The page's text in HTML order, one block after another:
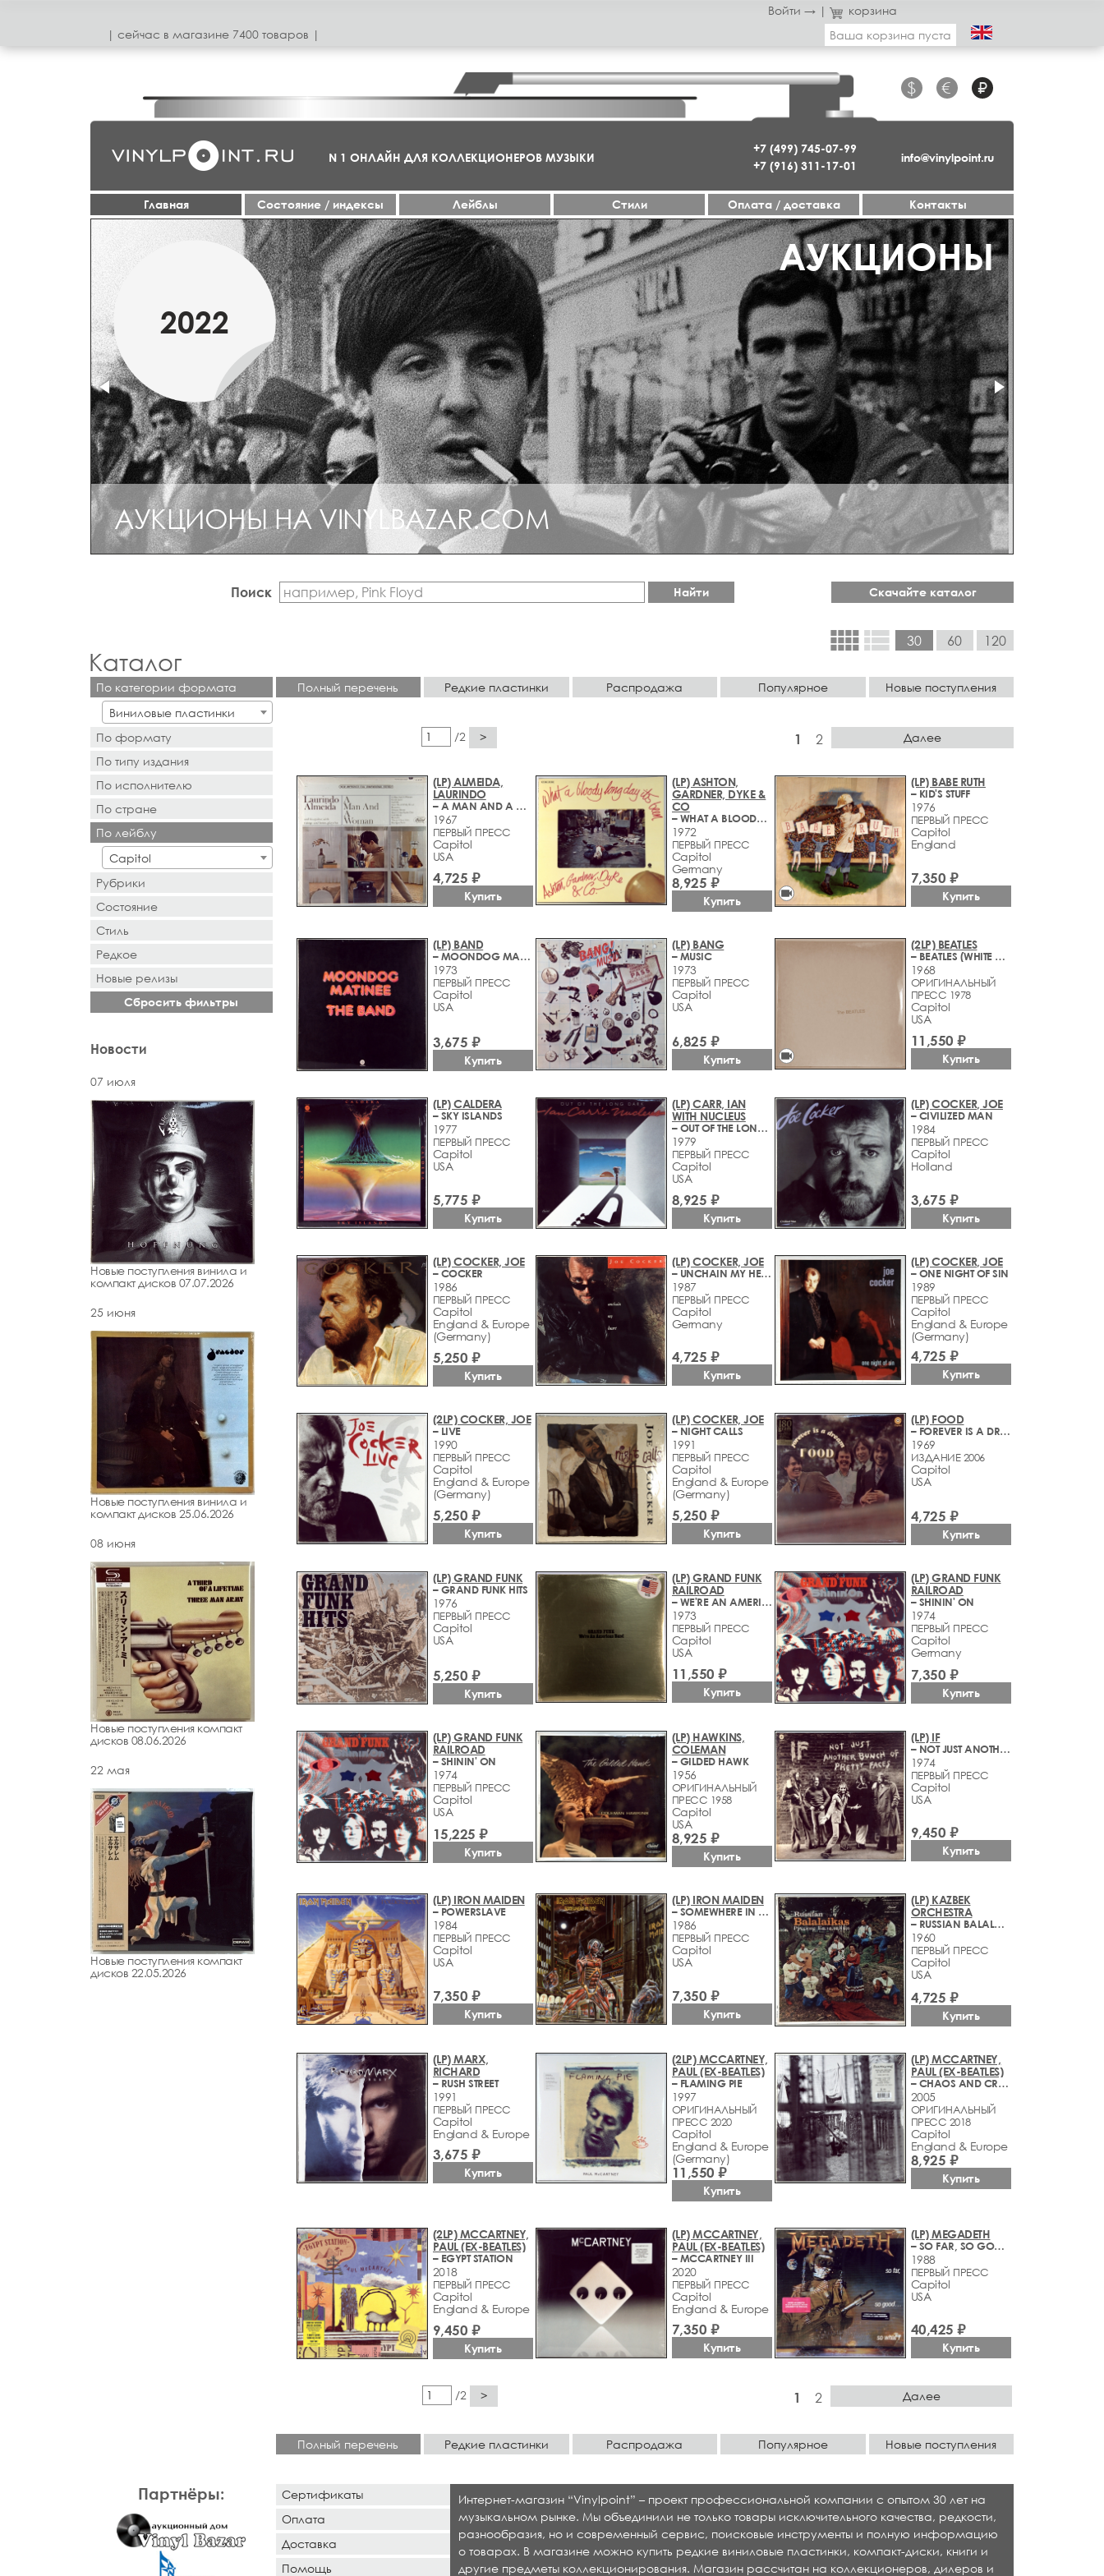
Войти → |
корзина
| сeйчас в магазинe 7400 товаров |
Ваша корзина пуста
+7 (499) 745-07-99
+7 (916) 311-17-01
$ € ₽
info@vinylpoint.ru
N 1 ОНЛАЙН ДЛЯ КОЛЛЕКЦИОНЕРОВ МУЗЫКИ
Главная Cостояние / индексы Лейблы Стили Оплата / доставка Контакты
АУКЦИОНЫ
2022
АУКЦИОНЫ НА VINYLBAZAR.COM
ДЖАЗ
1950-70
РЕДКИЙ И КОЛЛЕКЦИОННЫЙ ДЖАЗ
Поиск Найти Скачайте каталог
view_comfyview_list 30 60 120
Каталог
По категории формата
Виниловые пластинки
По формату
- Выбор -
По типу издания
- Выбор -
По исполнителю
- Поиск или выбор -
По стране
- Поиск или выбор -
По лейблу
Capitol
Рубрики
Состояние
Стиль
Редкое
Новыe рeлизы
Сбросить фильтры
Новости
07 июля
Новые поступления винила и
компакт дисков 07.07.2026
25 июня
Новые поступления винила и
компакт дисков 25.06.2026
08 июня
Новые поступления компакт
дисков 08.06.2026
22 мая
Новые поступления компакт
дисков 22.05.2026
Полный перечень Редкие пластинки Распродажа Популярное Новые поступления
/2 > Далее
1 2
(LP) ALMEIDA,
LAURINDO
– A MAN AND A WOMAN
1967
ПЕРВЫЙ ПРЕСС
Capitol
USA
4,725 ₽
Купить
(LP) ASHTON,
GARDNER, DYKE &
CO
– WHAT A BLOODY LONG DAY IT'S BEEN
1972
ПЕРВЫЙ ПРЕСС
Capitol
Germany
8,925 ₽
Купить
videocam
(LP) BABE RUTH
– KID'S STUFF
1976
ПЕРВЫЙ ПРЕСС
Capitol
England
7,350 ₽
Купить
(LP) BAND
– MOONDOG MATINEE
1973
ПЕРВЫЙ ПРЕСС
Capitol
USA
3,675 ₽
Купить
(LP) BANG
– MUSIC
1973
ПЕРВЫЙ ПРЕСС
Capitol
USA
6,825 ₽
Купить videocam
(2LP) BEATLES
– BEATLES (WHITE ALBUM)
1968
ОРИГИНАЛЬНЫЙ
ПРЕСС 1978
Capitol
USA
11,550 ₽
Купить
(LP) CALDERA
– SKY ISLANDS
1977
ПЕРВЫЙ ПРЕСС
Capitol
USA
5,775 ₽
Купить
(LP) CARR, IAN
WITH NUCLEUS
– OUT OF THE LONG DARK
1979
ПЕРВЫЙ ПРЕСС
Capitol
USA
8,925 ₽
Купить
(LP) COCKER, JOE
– CIVILIZED MAN
1984
ПЕРВЫЙ ПРЕСС
Capitol
Holland
3,675 ₽
Купить
(LP) COCKER, JOE
– COCKER
1986
ПЕРВЫЙ ПРЕСС
Capitol
England & Europe
(Germany)
5,250 ₽
Купить
(LP) COCKER, JOE
– UNCHAIN MY HEART
1987
ПЕРВЫЙ ПРЕСС
Capitol
Germany
4,725 ₽
Купить
(LP) COCKER, JOE
– ONE NIGHT OF SIN
1989
ПЕРВЫЙ ПРЕСС
Capitol
England & Europe
(Germany)
4,725 ₽
Купить
(2LP) COCKER, JOE
– LIVE
1990
ПЕРВЫЙ ПРЕСС
Capitol
England & Europe
(Germany)
5,250 ₽
Купить
(LP) COCKER, JOE
– NIGHT CALLS
1991
ПЕРВЫЙ ПРЕСС
Capitol
England & Europe
(Germany)
5,250 ₽
Купить
(LP) FOOD
– FOREVER IS A DREAM
1969
ИЗДАНИЕ 2006
Capitol
USA
4,725 ₽
Купить
(LP) GRAND FUNK
– GRAND FUNK HITS
1976
ПЕРВЫЙ ПРЕСС
Capitol
USA
5,250 ₽
Купить
(LP) GRAND FUNK
RAILROAD
– WE'RE AN AMERICAN BAND
1973
ПЕРВЫЙ ПРЕСС
Capitol
USA
11,550 ₽
Купить
(LP) GRAND FUNK
RAILROAD
– SHININ' ON
1974
ПЕРВЫЙ ПРЕСС
Capitol
Germany
7,350 ₽
Купить
(LP) GRAND FUNK
RAILROAD
– SHININ' ON
1974
ПЕРВЫЙ ПРЕСС
Capitol
USA
15,225 ₽
Купить
(LP) HAWKINS,
COLEMAN
– GILDED HAWK
1956
ОРИГИНАЛЬНЫЙ
ПРЕСС 1958
Capitol
USA
8,925 ₽
Купить
(LP) IF
– NOT JUST ANOTHER BUNCH OF PRETTY FACES
1974
ПЕРВЫЙ ПРЕСС
Capitol
USA
9,450 ₽
Купить
(LP) IRON MAIDEN
– POWERSLAVE
1984
ПЕРВЫЙ ПРЕСС
Capitol
USA
7,350 ₽
Купить
(LP) IRON MAIDEN
– SOMEWHERE IN TIME
1986
ПЕРВЫЙ ПРЕСС
Capitol
USA
7,350 ₽
Купить
(LP) KAZBEK
ORCHESTRA
– RUSSIAN BALALAIKAS (РYCCКИE БАЛAЛAЙКИ)
1960
ПЕРВЫЙ ПРЕСС
Capitol
USA
4,725 ₽
Купить
(LP) MARX,
RICHARD
– RUSH STREET
1991
ПЕРВЫЙ ПРЕСС
Capitol
England & Europe
3,675 ₽
Купить
(2LP) MCCARTNEY,
PAUL (EX-BEATLES)
– FLAMING PIE
1997
ОРИГИНАЛЬНЫЙ
ПРЕСС 2020
Capitol
England & Europe
(Germany)
11,550 ₽
Купить
(LP) MCCARTNEY,
PAUL (EX-BEATLES)
– CHAOS AND CREATION IN THE BACKYARD
2005
ОРИГИНАЛЬНЫЙ
ПРЕСС 2018
Capitol
England & Europe
8,925 ₽
Купить
(2LP) MCCARTNEY,
PAUL (EX-BEATLES)
– EGYPT STATION
2018
ПЕРВЫЙ ПРЕСС
Capitol
England & Europe
9,450 ₽
Купить
(LP) MCCARTNEY,
PAUL (EX-BEATLES)
– MCCARTNEY III
2020
ПЕРВЫЙ ПРЕСС
Capitol
England & Europe
7,350 ₽
Купить
(LP) MEGADETH
– SO FAR, SO GOOD... SO WHAT!
1988
ПЕРВЫЙ ПРЕСС
Capitol
USA
40,425 ₽
Купить
/2 > Далее
1 2
Полный перечень Редкие пластинки Распродажа Популярное Новые поступления
Партнёры:
Сертификаты
Оплата
Доставка
Помощь
Интернет-магазин “Vinylpoint” – проект профессиональной компании с опытом 30 лет на
музыкальном рынке. Мы объединили не только товары исключительного качества, редкости,
разнообразия, но и современный сервис, поисковые инструменты и полную информацию
о товарах. В магазине можно купить редкие виниловые пластинки, компакт-диски, книги и
другие предметы коллекционирования. Магазин рассчитан на коллекционеров, дилеров и